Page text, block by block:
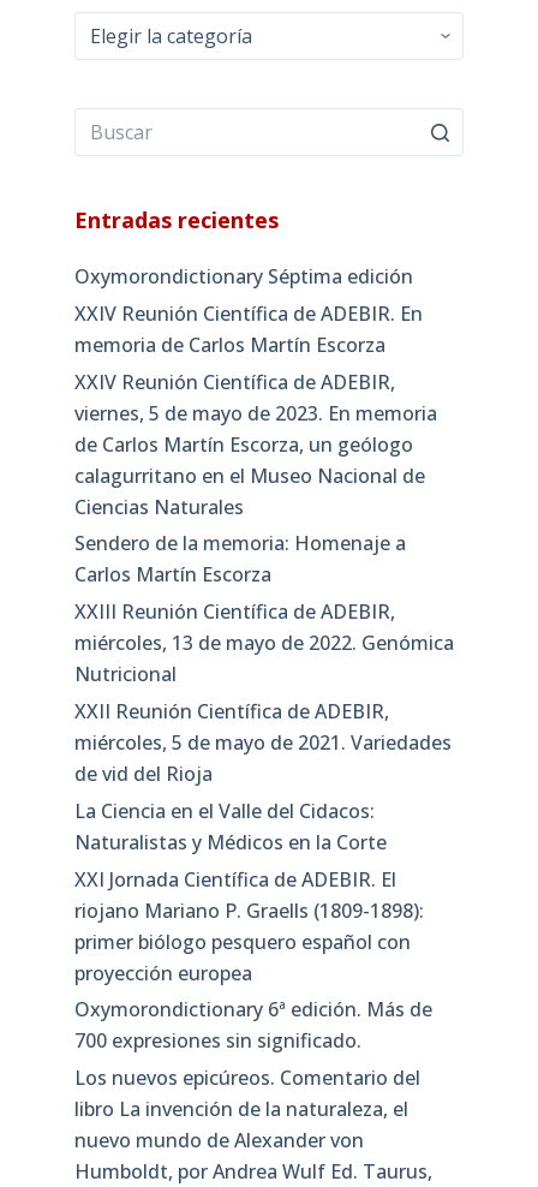
Categorías
Entradas recientes
Oxymorondictionary Séptima edición
XXIV Reunión Científica de ADEBIR. En
memoria de Carlos Martín Escorza
XXIV Reunión Científica de ADEBIR,
viernes, 5 de mayo de 2023. En memoria
de Carlos Martín Escorza, un geólogo
calagurritano en el Museo Nacional de
Ciencias Naturales
Sendero de la memoria: Homenaje a
Carlos Martín Escorza
XXIII Reunión Científica de ADEBIR,
miércoles, 13 de mayo de 2022. Genómica
Nutricional
XXII Reunión Científica de ADEBIR,
miércoles, 5 de mayo de 2021. Variedades
de vid del Rioja
La Ciencia en el Valle del Cidacos:
Naturalistas y Médicos en la Corte
XXI Jornada Científica de ADEBIR. El
riojano Mariano P. Graells (1809-1898):
primer biólogo pesquero español con
proyección europea
Oxymorondictionary 6ª edición. Más de
700 expresiones sin significado.
Los nuevos epicúreos. Comentario del
libro La invención de la naturaleza, el
nuevo mundo de Alexander von
Humboldt, por Andrea Wulf Ed. Taurus,